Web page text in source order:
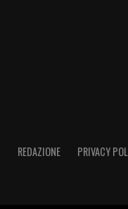
REDAZIONE PRIVACY